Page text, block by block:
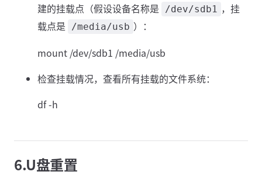
建的挂载点（假设设备名称是
/dev/sdb1 ，挂
载点是
/media/usb ）：
mount /dev/sdb1 /media/usb
检查挂载情况，查看所有挂载的文件系统：
df -h
6.U盘重置